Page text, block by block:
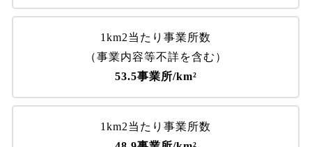
1km2当たり事業所数
（事業内容等不詳を含む）
53.5事業所/km²
1km2当たり事業所数